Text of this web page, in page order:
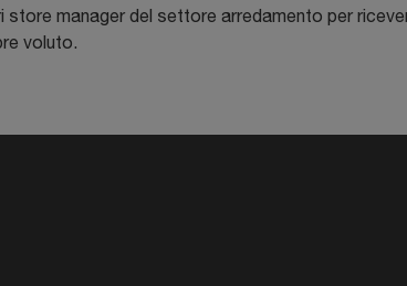
manager del settore arredamento per
voluto.